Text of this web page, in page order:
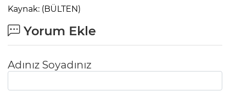
Kaynak: (BÜLTEN)
Yorum Ekle
Adınız Soyadınız